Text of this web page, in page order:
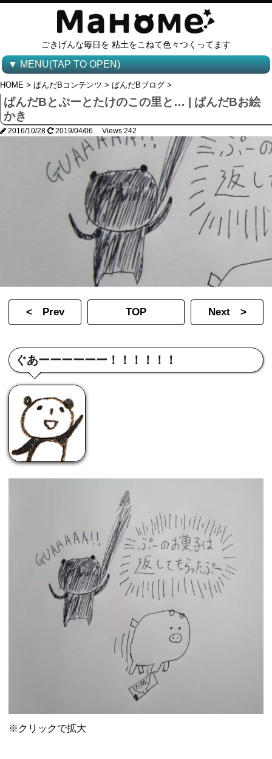
ごきげんな毎日を 粘土をこねて色々つくってます
▼ MENU(TAP TO OPEN)
HOME > ぱんだBコンテンツ > ぱんだBブログ >
ぱんだBとぷーとたけのこの里と… | ぱんだBお絵
かき
2016/10/28 2019/04/06 Views:242
< Prev TOP Next >
ぐあーーーーーー！！！！！！
※クリックで拡大